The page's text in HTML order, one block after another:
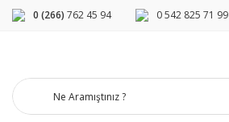
0 (266) 762 45 94 0 542 825 71 99